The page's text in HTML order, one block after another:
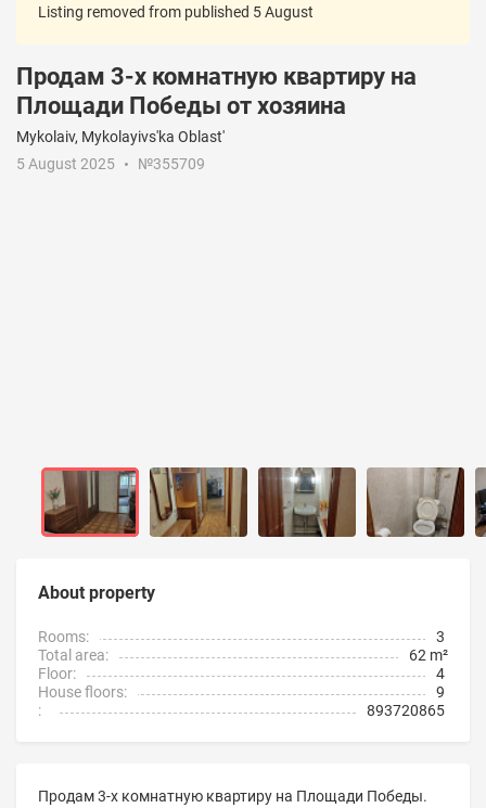
Listing removed from published 5 August
Продам 3-х комнатную квартиру на
Площади Победы от хозяина
Mykolaiv, Mykolayivs'ka Oblast'
5 August 2025
№355709
About property
Rooms:
3
Total area:
62 m²
Floor:
4
House floors:
9
:
893720865
Продам 3-х комнатную квартиру на Площади Победы.